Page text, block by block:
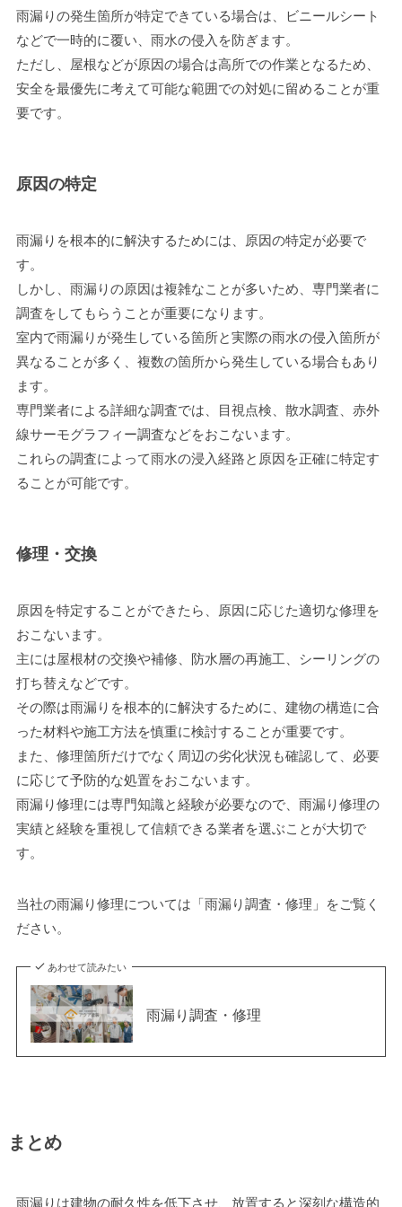
雨漏りの発生箇所が特定できている場合は、ビニールシート
などで一時的に覆い、雨水の侵入を防ぎます。
ただし、屋根などが原因の場合は高所での作業となるため、
安全を最優先に考えて可能な範囲での対処に留めることが重
要です。
原因の特定
雨漏りを根本的に解決するためには、原因の特定が必要で
す。
しかし、雨漏りの原因は複雑なことが多いため、専門業者に
調査をしてもらうことが重要になります。
室内で雨漏りが発生している箇所と実際の雨水の侵入箇所が
異なることが多く、複数の箇所から発生している場合もあり
ます。
専門業者による詳細な調査では、目視点検、散水調査、赤外
線サーモグラフィー調査などをおこないます。
これらの調査によって雨水の浸入経路と原因を正確に特定す
ることが可能です。
修理・交換
原因を特定することができたら、原因に応じた適切な修理を
おこないます。
主には屋根材の交換や補修、防水層の再施工、シーリングの
打ち替えなどです。
その際は雨漏りを根本的に解決するために、建物の構造に合
った材料や施工方法を慎重に検討することが重要です。
また、修理箇所だけでなく周辺の劣化状況も確認して、必要
に応じて予防的な処置をおこないます。
雨漏り修理には専門知識と経験が必要なので、雨漏り修理の
実績と経験を重視して信頼できる業者を選ぶことが大切で
す。
当社の雨漏り修理については「雨漏り調査・修理」をご覧く
ださい。
あわせて読みたい
雨漏り調査・修理
まとめ
雨漏りは建物の耐久性を低下させ、放置すると深刻な構造的